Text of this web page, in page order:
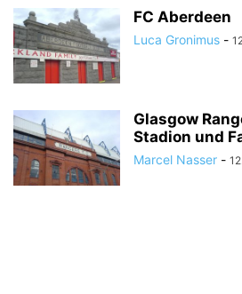
FC Aberdeen
Luca Gronimus -
Glasgow
Stadion und
Marcel Nasser -